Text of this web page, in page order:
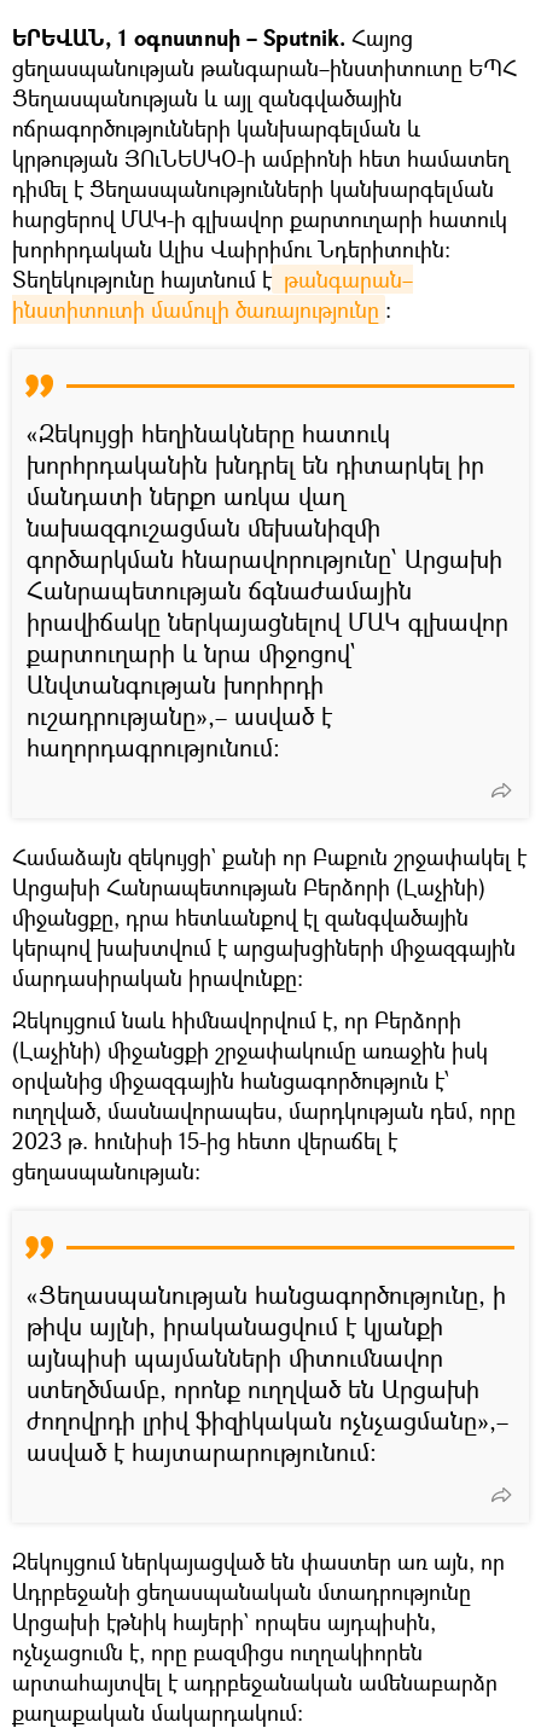
ԵՐԵՎԱՆ, 1 օգոստոսի – Sputnik. Հայոց
ցեղասպանության թանգարան–ինստիտուտը ԵՊՀ
Ցեղասպանության և այլ զանգվածային
ոճրագործությունների կանխարգելման և
կրթության ՅՈւՆԵՍԿՕ-ի ամբիոնի հետ համատեղ
դիմել է Ցեղասպանությունների կանխարգելման
հարցերով ՄԱԿ-ի գլխավոր քարտուղարի հատուկ
խորհրդական Ալիս Վաիրիմու Նդերիտուին։
Տեղեկությունը հայտնում է թանգարան–
ինստիտուտի մամուլի ծառայությունը ։
«Զեկույցի հեղինակները հատուկ
խորհրդականին խնդրել են դիտարկել իր
մանդատի ներքո առկա վաղ
նախազգուշացման մեխանիզմի
գործարկման հնարավորությունը՝ Արցախի
Հանրապետության ճգնաժամային
իրավիճակը ներկայացնելով ՄԱԿ գլխավոր
քարտուղարի և նրա միջոցով`
Անվտանգության խորհրդի
ուշադրությանը»,– ասված է
հաղորդագրությունում։
Համաձայն զեկույցի` քանի որ Բաքուն շրջափակել է
Արցախի Հանրապետության Բերձորի (Լաչինի)
միջանցքը, դրա հետևանքով էլ զանգվածային
կերպով խախտվում է արցախցիների միջազգային
մարդասիրական իրավունքը։
Զեկույցում նաև հիմնավորվում է, որ Բերձորի
(Լաչինի) միջանցքի շրջափակումը առաջին իսկ
օրվանից միջազգային հանցագործություն է՝
ուղղված, մասնավորապես, մարդկության դեմ, որը
2023 թ. հունիսի 15-ից հետո վերաճել է
ցեղասպանության։
«Ցեղասպանության հանցագործությունը, ի
թիվս այլնի, իրականացվում է կյանքի
այնպիսի պայմանների միտումնավոր
ստեղծմամբ, որոնք ուղղված են Արցախի
ժողովրդի լրիվ ֆիզիկական ոչնչացմանը»,–
ասված է հայտարարությունում։
Զեկույցում ներկայացված են փաստեր առ այն, որ
Ադրբեջանի ցեղասպանական մտադրությունը
Արցախի էթնիկ հայերի` որպես այդպիսին,
ոչնչացումն է, որը բազմիցս ուղղակիորեն
արտահայտվել է ադրբեջանական ամենաբարձր
քաղաքական մակարդակում։